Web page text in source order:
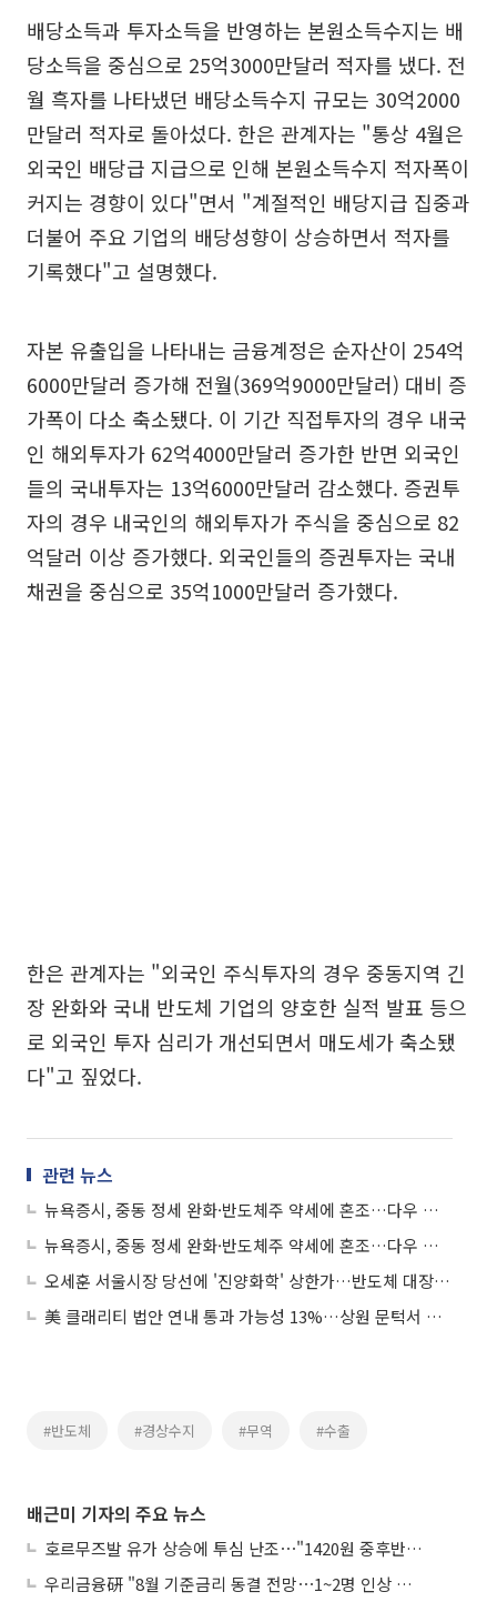
배당소득과 투자소득을 반영하는 본원소득수지는 배
당소득을 중심으로 25억3000만달러 적자를 냈다. 전
월 흑자를 나타냈던 배당소득수지 규모는 30억2000
만달러 적자로 돌아섰다. 한은 관계자는 "통상 4월은
외국인 배당급 지급으로 인해 본원소득수지 적자폭이
커지는 경향이 있다"면서 "계절적인 배당지급 집중과
더불어 주요 기업의 배당성향이 상승하면서 적자를
기록했다"고 설명했다.
자본 유출입을 나타내는 금융계정은 순자산이 254억
6000만달러 증가해 전월(369억9000만달러) 대비 증
가폭이 다소 축소됐다. 이 기간 직접투자의 경우 내국
인 해외투자가 62억4000만달러 증가한 반면 외국인
들의 국내투자는 13억6000만달러 감소했다. 증권투
자의 경우 내국인의 해외투자가 주식을 중심으로 82
억달러 이상 증가했다. 외국인들의 증권투자는 국내
채권을 중심으로 35억1000만달러 증가했다.
한은 관계자는 "외국인 주식투자의 경우 중동지역 긴
장 완화와 국내 반도체 기업의 양호한 실적 발표 등으
로 외국인 투자 심리가 개선되면서 매도세가 축소됐
다"고 짚었다.
관련 뉴스
뉴욕증시, 중동 정세 완화·반도체주 약세에 혼조…다우 사상 최고
뉴욕증시, 중동 정세 완화·반도체주 약세에 혼조…다우 사상 최고
오세훈 서울시장 당선에 '진양화학' 상한가…반도체 대장주 주춤하자 '소부장' 급등
美 클래리티 법안 연내 통과 가능성 13%…상원 문턱서 제동
#반도체 #경상수지 #무역 #수출
배근미 기자의 주요 뉴스
호르무즈발 유가 상승에 투심 난조⋯"1420원 중후반 등락"
우리금융硏 "8월 기준금리 동결 전망⋯1~2명 인상 소수의견 낼 것"